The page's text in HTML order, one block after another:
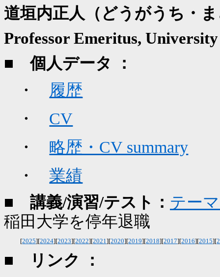
道垣内正人（どうがうち・
Professor Emeritus,
■ 個人データ
：
・
履歴
・
CV
・
略歴・CV summary
・
業績
■ 講義/演習/テスト： テー
稲田大学を停年退職
[2025][2024][2023][2022][2021][2020][2019][2018][2017][2016][2015][
■ リンク ：